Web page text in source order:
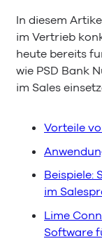
In diesem
im Vertrieb
heute bereits
wie PSD Bank
im Sales
Vorteile
Beispiele:
im
Lime
Software